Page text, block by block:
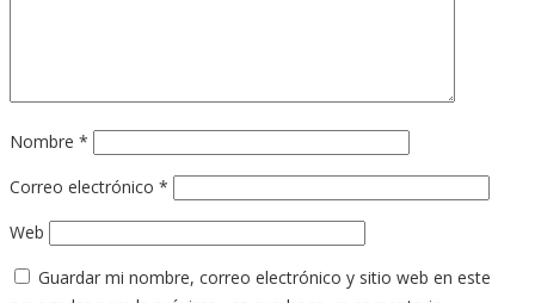
Nombre *
Correo electrónico *
Web
Guardar mi nombre, correo electrónico y sitio web en este